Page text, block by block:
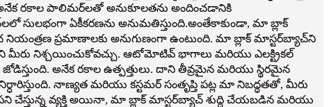
రకాల పాలిమర్‌లతో అనుకూలతను అందించడానికి
సులభంగా ఏకీకరణను అనుమతిస్తుంది.అంతేకాకుండా, మా బ్లాక్
ప్రమాణాలకు అనుగుణంగా ఉంటుంది. మా బ్లాక్ మాస్టర్‌బ్యాచ్‌ని
మీరు నిశ్చయించుకోవచ్చు. ఆటోమోటివ్ భాగాలు మరియు ఎలక్ట్రికల్
అనేక రకాల ఉత్పత్తులు. దాని తీవ్రమైన మరియు స్థిరమైన
నాణ్యత మరియు కస్టమర్ సంతృప్తి పట్ల మా నిబద్ధతతో, మీరు
వ్యక్తి అయినా, మా బ్లాక్ మాస్టర్‌బ్యాచ్ శుద్ధి చేయబడిన మరియు